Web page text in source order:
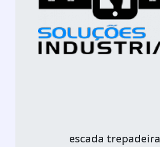
escada trepadeira